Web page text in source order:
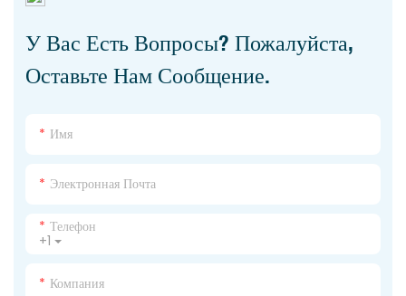
У Вас Есть Вопросы? Пожалуйста,
Оставьте Нам Сообщение.
Имя
Электронная Почта
+1
Телефон
Компания